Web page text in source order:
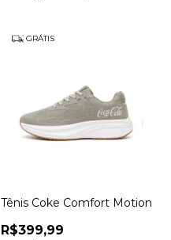
GRÁTIS
Tênis Coke Comfort Motion
R$399,99